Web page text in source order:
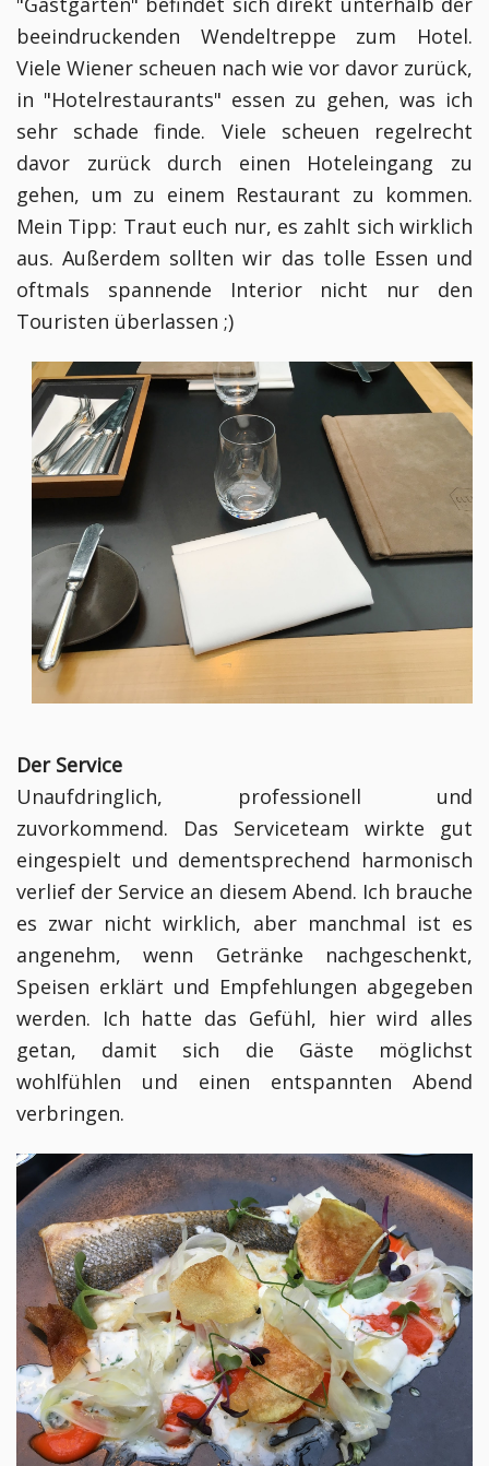
beeindruckenden Wendeltreppe zum Hotel.
Viele Wiener scheuen nach wie vor davor zurück,
in "Hotelrestaurants" essen zu gehen, was ich
sehr schade finde. Viele scheuen regelrecht
davor zurück durch einen Hoteleingang zu
gehen, um zu einem Restaurant zu kommen.
Mein Tipp: Traut euch nur, es zahlt sich wirklich
aus. Außerdem sollten wir das tolle Essen und
oftmals spannende Interior nicht nur den
Touristen überlassen ;)
Der Service
Unaufdringlich, professionell und
zuvorkommend. Das Serviceteam wirkte gut
eingespielt und dementsprechend harmonisch
verlief der Service an diesem Abend. Ich brauche
es zwar nicht wirklich, aber manchmal ist es
angenehm, wenn Getränke nachgeschenkt,
Speisen erklärt und Empfehlungen abgegeben
werden. Ich hatte das Gefühl, hier wird alles
getan, damit sich die Gäste möglichst
wohlfühlen und einen entspannten Abend
verbringen.